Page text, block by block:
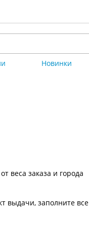
Новинки
веса заказа и города
выдачи, заполните все